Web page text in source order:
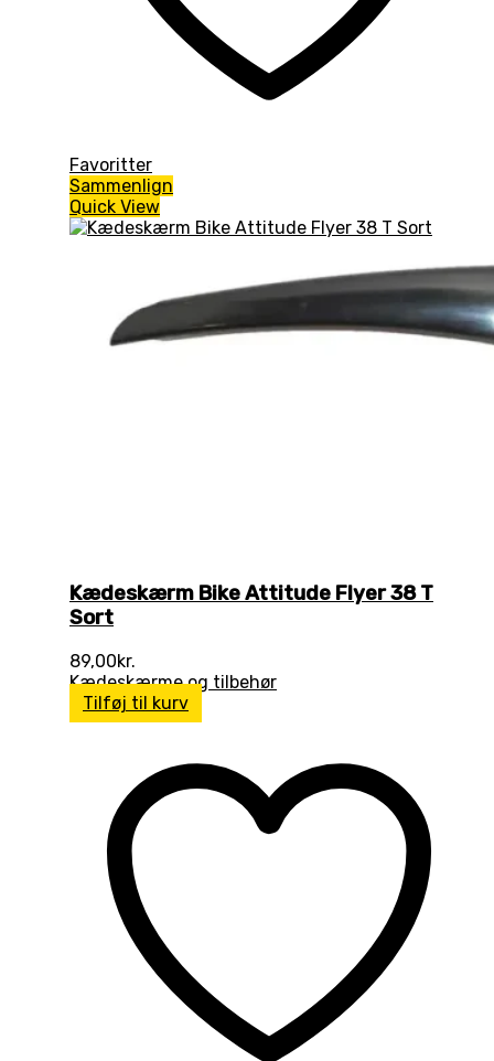
Favoritter
Sammenlign
Quick View
Kædeskærm Bike Attitude Flyer 38 T
Sort
89,00kr.
Kædeskærme og tilbehør
Tilføj til kurv